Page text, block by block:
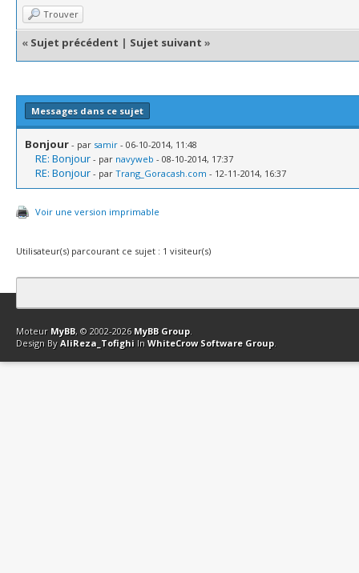
Trouver
« Sujet précédent | Sujet suivant »
Messages dans ce sujet
Bonjour - par samir - 06-10-2014, 11:48
RE: Bonjour - par navyweb - 08-10-2014, 17:37
RE: Bonjour - par Trang_Goracash.com - 12-11-2014, 16:37
Voir une version imprimable
Utilisateur(s) parcourant ce sujet : 1 visiteur(s)
Contact Club Affiliation Retourner en haut Version bas-débit
Moteur MyBB, © 2002-2026 MyBB Group.
Design By AliReza_Tofighi In WhiteCrow Software Group.